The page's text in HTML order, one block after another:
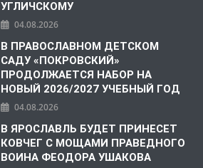
УГЛИЧСКОМУ
04.08.2026
В ПРАВОСЛАВНОМ ДЕТСКОМ
САДУ «ПОКРОВСКИЙ»
ПРОДОЛЖАЕТСЯ НАБОР НА
НОВЫЙ 2026/2027 УЧЕБНЫЙ ГОД
04.08.2026
В ЯРОСЛАВЛЬ БУДЕТ ПРИНЕСЕТ
КОВЧЕГ С МОЩАМИ ПРАВЕДНОГО
ВОИНА ФЕОДОРА УШАКОВА